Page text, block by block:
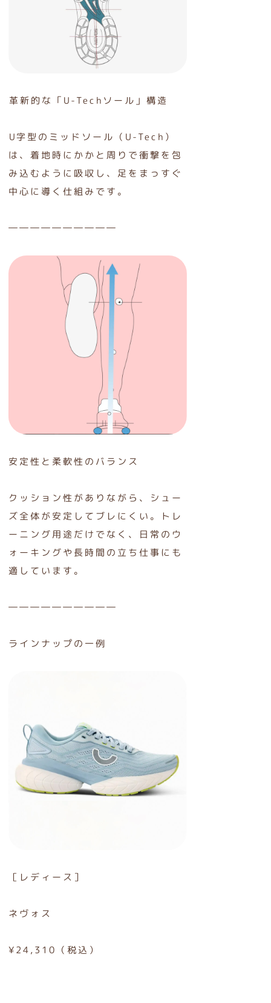
革新的な「U-Techソール」構造
U字型のミッドソール（U-Tech）
は、着地時にかかと周りで衝撃を包
み込むように吸収し、足をまっすぐ
中心に導く仕組みです。
――――――――――
安定性と柔軟性のバランス
クッション性がありながら、シュー
ズ全体が安定してブレにくい。トレ
ーニング用途だけでなく、日常のウ
ォーキングや長時間の立ち仕事にも
適しています。
――――――――――
ラインナップの一例
［レディース］
ネヴォス
¥24,310（税込）